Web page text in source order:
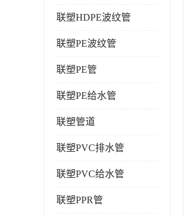
联塑HDPE波纹管
联塑PE波纹管
联塑PE管
联塑PE给水管
联塑管道
联塑PVC排水管
联塑PVC给水管
联塑PPR管